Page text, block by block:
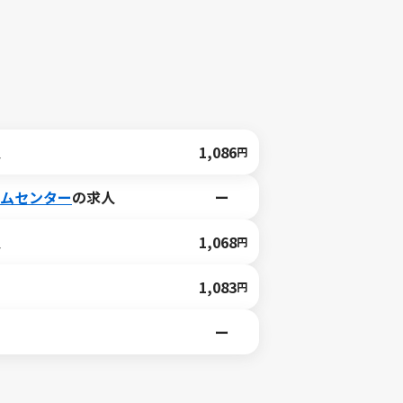
1,086円
センターの求人 ー
1,068円
1,083円
ー